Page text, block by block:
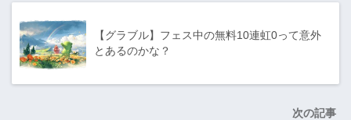
【グラブル】フェス中の無料10連虹0って意外
とあるのかな？
次の記事